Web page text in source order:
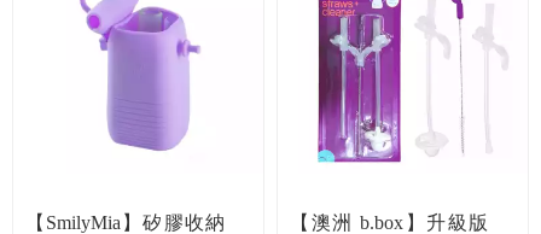
【SmilyMia】矽膠收納
【澳洲 b.box】升級版